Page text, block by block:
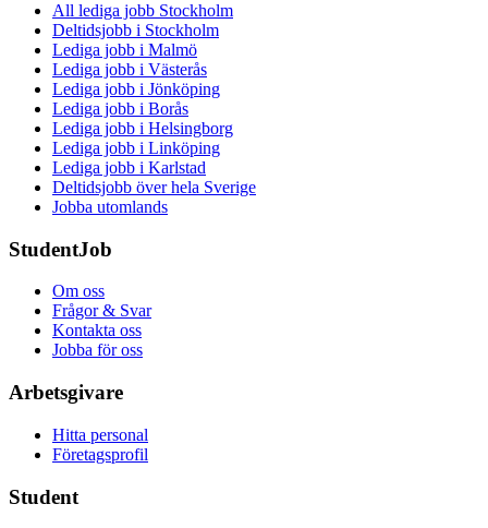
All lediga jobb Stockholm
Deltidsjobb i Stockholm
Lediga jobb i Malmö
Lediga jobb i Västerås
Lediga jobb i Jönköping
Lediga jobb i Borås
Lediga jobb i Helsingborg
Lediga jobb i Linköping
Lediga jobb i Karlstad
Deltidsjobb över hela Sverige
Jobba utomlands
StudentJob
Om oss
Frågor & Svar
Kontakta oss
Jobba för oss
Arbetsgivare
Hitta personal
Företagsprofil
Student